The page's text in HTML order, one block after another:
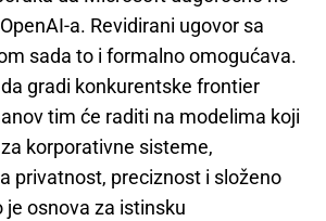
a. Revidirani ugovor sa
sada to i formalno omogućava.
gradi konkurentske frontier
tim će raditi na modelima koji
korporativne sisteme,
privatnost, preciznost i složeno
je osnova za istinsku